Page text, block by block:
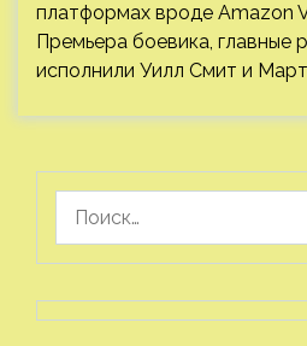
платформах вроде Amazon
Премьера боевика, главные
исполнили Уилл Смит и